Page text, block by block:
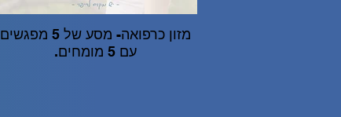
מזון כרפואה- מסע של 5 מפגשים
עם 5 מומחים.